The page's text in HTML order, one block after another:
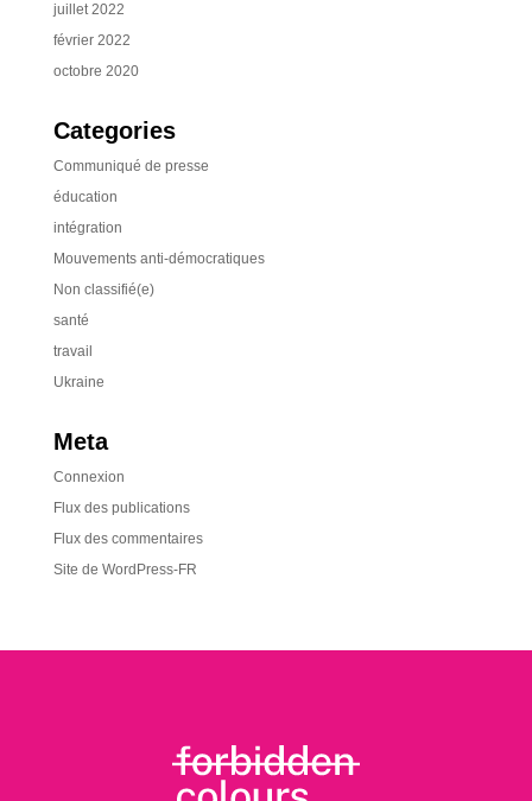
juillet 2022
février 2022
octobre 2020
Categories
Communiqué de presse
éducation
intégration
Mouvements anti-démocratiques
Non classifié(e)
santé
travail
Ukraine
Meta
Connexion
Flux des publications
Flux des commentaires
Site de WordPress-FR